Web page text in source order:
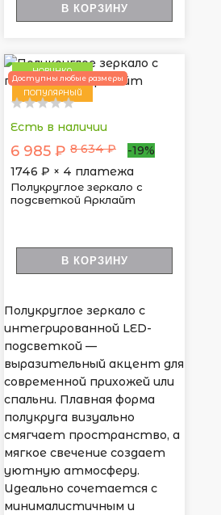
В КОРЗИНУ
НОВИНКА
ПОПУЛЯРНЫЙ
Доступны любые размеры
Есть в наличии
6 985 ₽ 8 634 ₽
-19%
1746 ₽ × 4 платежа
Полукруглое зеркало с
подсветкой Арклайт
В КОРЗИНУ
Полукруглое зеркало с
интегрированной LED-
подсветкой —
выразительный акцент для
современной прихожей или
спальни. Плавная форма
полукруга визуально
смягчает пространство, а
мягкое свечение создает
уютную атмосферу.
Идеально сочетается с
минималистичным и